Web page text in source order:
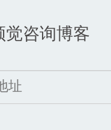
觉咨询博客